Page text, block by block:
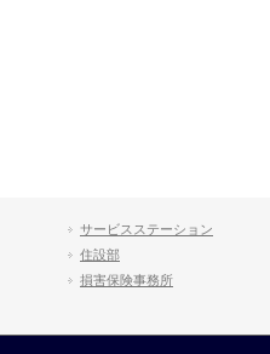
サービスステーション
住設部
損害保険事務所